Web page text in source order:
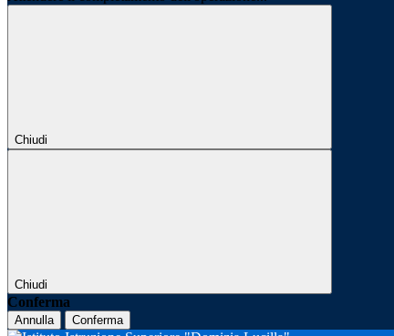
Chiudi
Chiudi
Conferma
Annulla Conferma